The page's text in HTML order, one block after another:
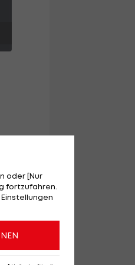
oder [Nur
fortzufahren.